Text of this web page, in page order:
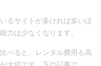
るサイトが多ければ多いほ
力は少なくなります。
べると、レンタル費用も高